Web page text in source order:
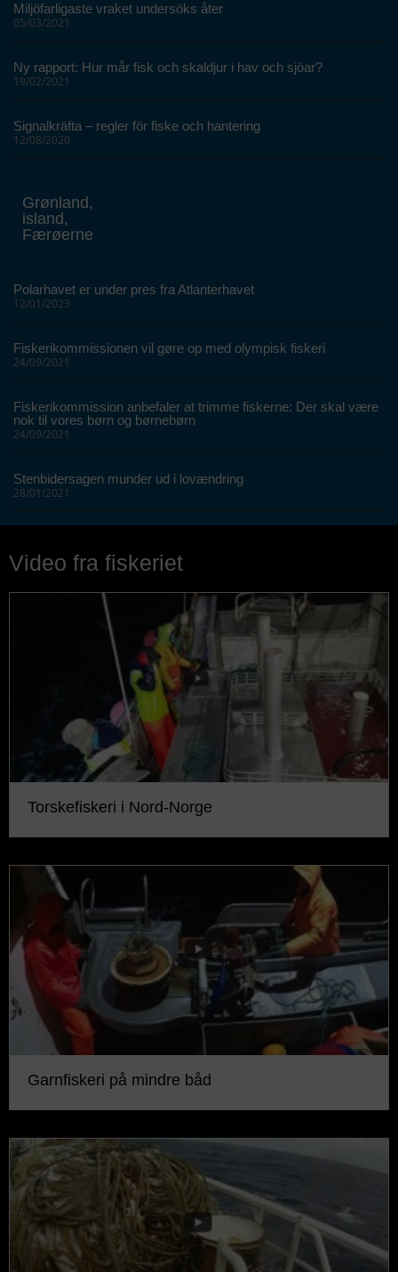
Miljöfarligaste vraket undersöks åter
05/03/2021
Ny rapport: Hur mår fisk och skaldjur i hav och sjöar?
19/02/2021
Signalkräfta – regler för fiske och hantering
12/08/2020
Grønland,
island,
Færøerne
Polarhavet er under pres fra Atlanterhavet
12/01/2023
Fiskerikommissionen vil gøre op med olympisk fiskeri
24/09/2021
Fiskerikommission anbefaler at trimme fiskerne: Der skal være
nok til vores børn og børnebørn
24/09/2021
Stenbidersagen munder ud i lovændring
28/01/2021
Video fra fiskeriet
Torskefiskeri i Nord-Norge
Garnfiskeri på mindre båd